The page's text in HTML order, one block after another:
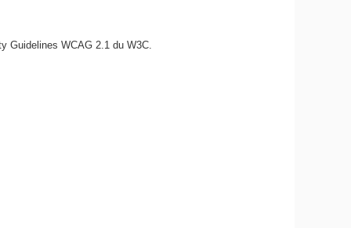
Guidelines WCAG 2.1 du W3C.